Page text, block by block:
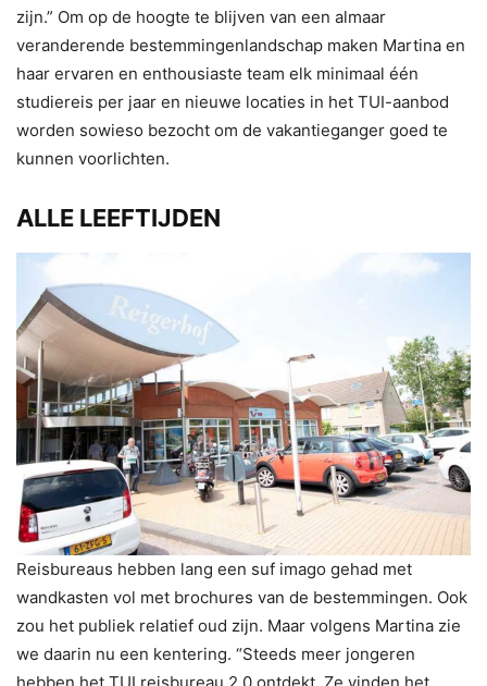
zijn.” Om op de hoogte te blijven van een almaar
veranderende bestemmingenlandschap maken Martina en
haar ervaren en enthousiaste team elk minimaal één
studiereis per jaar en nieuwe locaties in het TUI-aanbod
worden sowieso bezocht om de vakantieganger goed te
kunnen voorlichten.
ALLE LEEFTIJDEN
Reisbureaus hebben lang een suf imago gehad met
wandkasten vol met brochures van de bestemmingen. Ook
zou het publiek relatief oud zijn. Maar volgens Martina zie
we daarin nu een kentering. “Steeds meer jongeren